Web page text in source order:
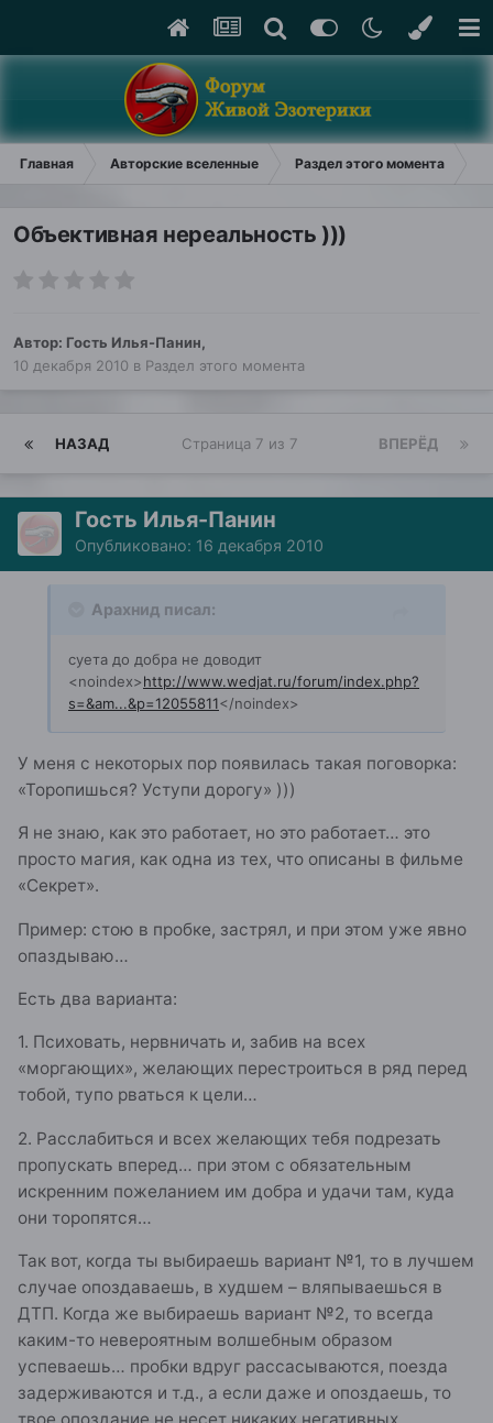
Главная Авторские вселенные Раздел этого момента
Объективная нереальность )))
Автор: Гость Илья-Панин,
10 декабря 2010 в Раздел этого момента
НАЗАД ВПЕРЁД
Страница 7 из 7
Гость Илья-Панин
Опубликовано: 16 декабря 2010
Арахнид писал:
суета до добра не доводит
<noindex>http://www.wedjat.ru/forum/index.php?
s=&am...&p=12055811</noindex>
У меня с некоторых пор появилась такая поговорка:
«Торопишься? Уступи дорогу» )))
Я не знаю, как это работает, но это работает… это
просто магия, как одна из тех, что описаны в фильме
«Секрет».
Пример: стою в пробке, застрял, и при этом уже явно
опаздываю…
Есть два варианта:
1. Психовать, нервничать и, забив на всех
«моргающих», желающих перестроиться в ряд перед
тобой, тупо рваться к цели…
2. Расслабиться и всех желающих тебя подрезать
пропускать вперед… при этом с обязательным
искренним пожеланием им добра и удачи там, куда
они торопятся…
Так вот, когда ты выбираешь вариант №1, то в лучшем
случае опоздаваешь, в худшем – вляпываешься в
ДТП. Когда же выбираешь вариант №2, то всегда
каким-то невероятным волшебным образом
успеваешь… пробки вдруг рассасываются, поезда
задерживаются и т.д., а если даже и опоздаешь, то